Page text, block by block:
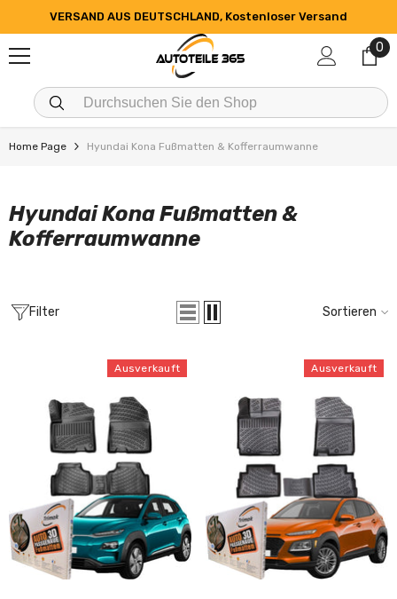
VERSAND AUS DEUTSCHLAND, Kostenloser Versand
0
0
Home Page Hyundai Kona Fußmatten & Kofferraumwanne
Hyundai Kona Fußmatten &
Kofferraumwanne
Filter Sortieren
Ausverkauft Ausverkauft